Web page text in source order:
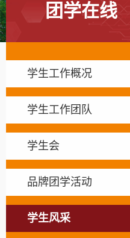
团学在线
学生工作概况
学生工作团队
学生会
品牌团学活动
学生风采